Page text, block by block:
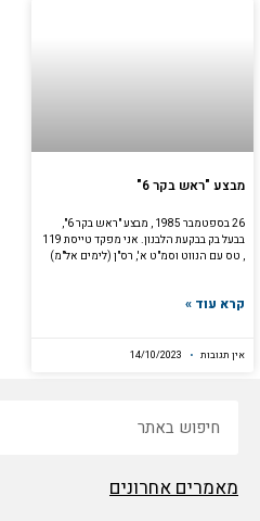
מבצע "ראש בקר 6"
26 בספטמבר 1985 , מבצע "ראש בקר 6",
בבעל בק בבקעת הלבנון. אני מפקד טייסת 119
, טס עם הנווט וסמ"ט א', רס"ן (לימים אל"מ)
קרא עוד »
אין תגובות
מאמרים אחרונים